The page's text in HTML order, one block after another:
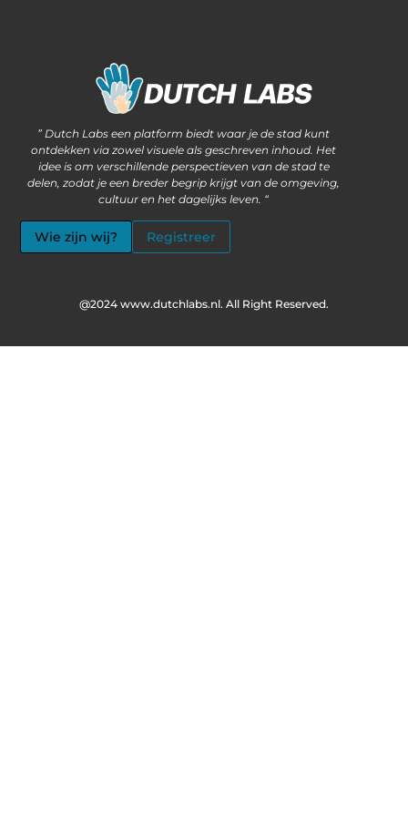
” Dutch Labs een platform biedt waar je de stad kunt
ontdekken via zowel visuele als geschreven inhoud. Het
idee is om verschillende perspectieven van de stad te
delen, zodat je een breder begrip krijgt van de omgeving,
cultuur en het dagelijks leven. “
Wie zijn wij? Registreer
@2024 www.dutchlabs.nl. All Right Reserved.